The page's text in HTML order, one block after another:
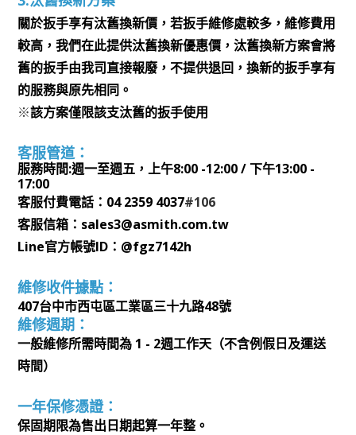
關於扳手享有汰舊換新價，若扳手維修處較多，維修費用
較高，我們在此提供汰舊換新優惠價，汰舊換新方案會將
舊的扳手由我司直接報廢，不提供退回，換新的扳手享有
的服務與原先相同。
※該方案僅限該支汰舊的扳手使用
客服管道：
服務時間:週一至週五，上午8:00 -12:00 / 下午13:00 -
17:00
客服付費電話： 04 2359 4037#106
客服信箱： sales3@asmith.com.tw
Line官方帳號ID：@fgz7142h
維修收件據點：
407台中市西屯區工業區三十九路48號
維修週期：
一般維修所需時間為 1 - 2週工作天（不含例假日及運送
時間）
一年保修憑證：
保固期限為售出日期起算一年整。